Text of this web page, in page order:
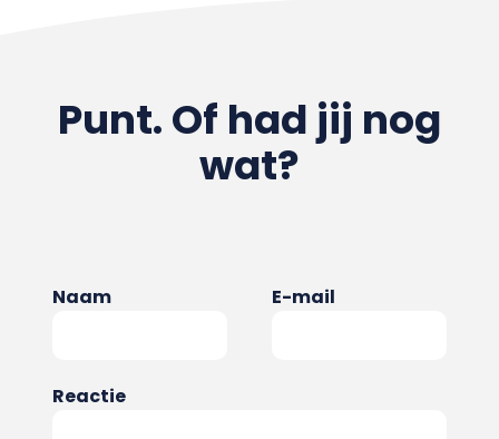
Punt. Of had jij nog
wat?
Naam E-mail
Reactie